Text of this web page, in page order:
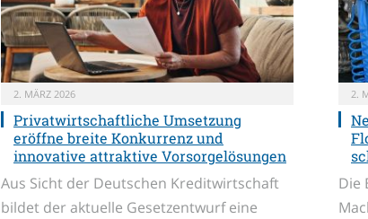
2. MÄRZ 2026
Privatwirtschaftliche Umsetzung
eröffne breite Konkurrenz und
innovative attraktive Vorsorgelösungen
Aus Sicht der Deutschen Kreditwirtschaft
bildet der aktuelle Gesetzentwurf eine
2.
Die